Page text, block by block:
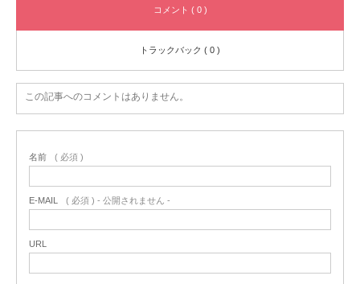
コメント ( 0 )
トラックバック ( 0 )
この記事へのコメントはありません。
名前 ( 必須 )
E-MAIL ( 必須 ) - 公開されません -
URL